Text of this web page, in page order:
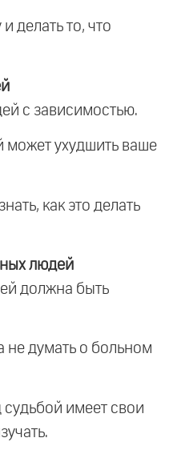
делать то, что
с зависимостью.
может ухудшить ваше
как это делать
людей
должна быть
не думать о больном
имеет свои